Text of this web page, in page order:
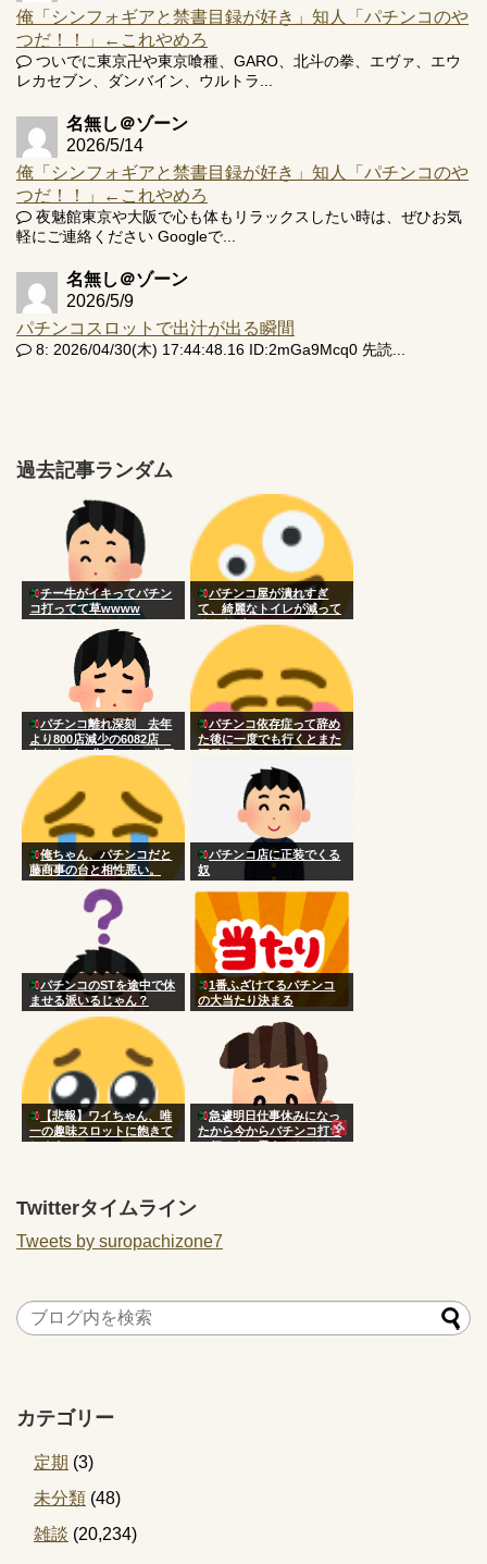
俺「シンフォギアと禁書目録が好き」知人「パチンコのや
つだ！！」←これやめろ
ついでに東京卍や東京喰種、GARO、北斗の拳、エヴァ、エウ
レカセブン、ダンバイン、ウルトラ...
名無し＠ゾーン
2026/5/14
俺「シンフォギアと禁書目録が好き」知人「パチンコのや
つだ！！」←これやめろ
夜魅館東京や大阪で心も体もリラックスしたい時は、ぜひお気
軽にご連絡ください Googleで...
名無し＠ゾーン
2026/5/9
パチンコスロットで出汁が出る瞬間
8: 2026/04/30(木) 17:44:48.16 ID:2mGa9Mcq0 先読...
過去記事ランダム
チー牛がイキってパチン
コ打ってて草wwww
パチンコ屋が潰れすぎ
て、綺麗なトイレが減って
るんだが…
パチンコ離れ深刻 去年
より800店減少の6082店
売り上げ30兆円から11兆円
に減少 [659060378]
パチンコ依存症って辞め
た後に一度でも行くとまた
再発するらしいな
俺ちゃん、パチンコだと
藤商事の台と相性悪い。
パチンコ店に正装でくる
奴
パチンコのSTを途中で休
ませる派いるじゃん？
1番ふざけてるパチンコ
の大当たり決まる
【悲報】ワイちゃん、唯
一の趣味スロットに飽きて
しまう
急遽明日仕事休みになっ
たから今からパチンコ打ち
に行こうと思うんだけど
Twitterタイムライン
Tweets by suropachizone7
カテゴリー
定期 (3)
未分類 (48)
雑談 (20,234)